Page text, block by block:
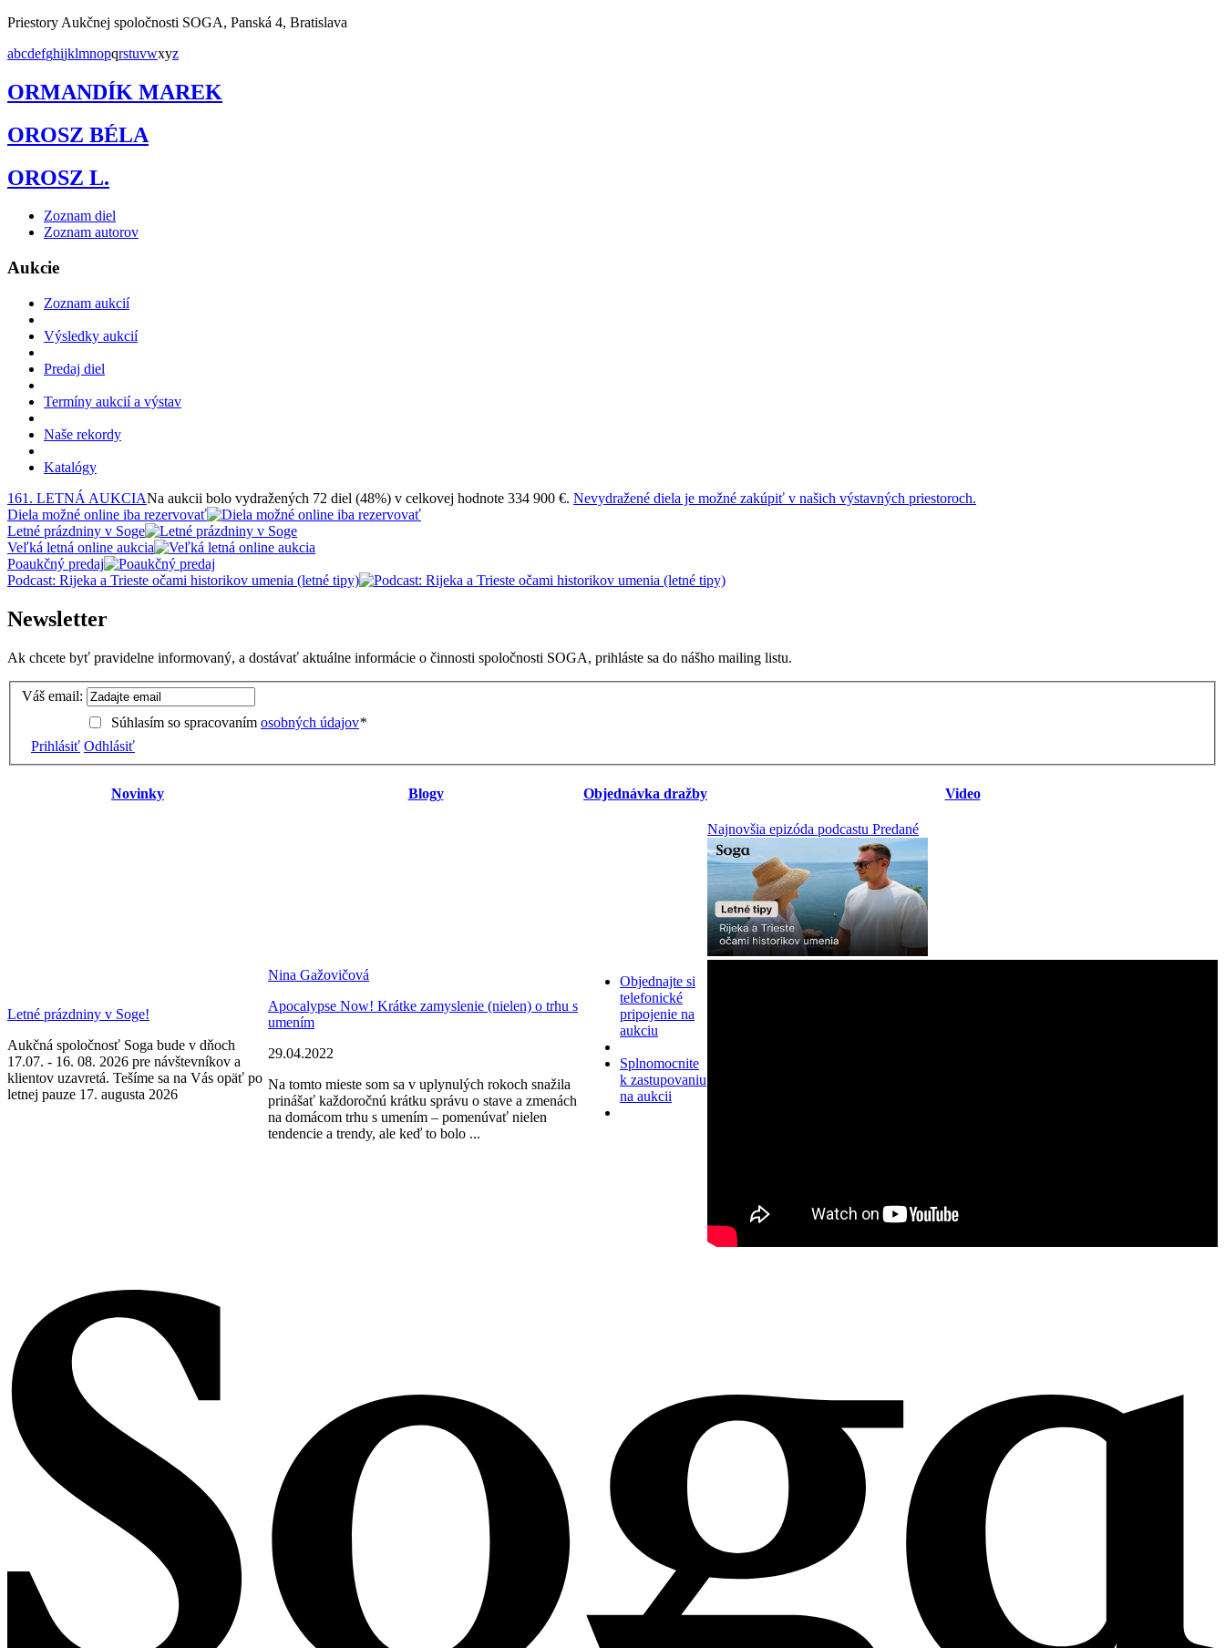
Priestory Aukčnej spoločnosti SOGA, Panská 4, Bratislava
abcdefghijklmnopqrstuvwxyz
ORMANDÍK MAREK
OROSZ BÉLA
OROSZ L.
Zoznam diel
Zoznam autorov
Aukcie
Zoznam aukcií
Výsledky aukcií
Predaj diel
Termíny aukcií a výstav
Naše rekordy
Katalógy
161. LETNÁ AUKCIANa aukcii bolo vydražených 72 diel (48%) v celkovej hodnote 334 900 €. Nevydražené diela je možné zakúpiť v našich výstavných priestoroch.
Diela možné online iba rezervovať
Letné prázdniny v Soge
Veľká letná online aukcia
Poaukčný predaj
Podcast: Rijeka a Trieste očami historikov umenia (letné tipy)
Newsletter
Ak chcete byť pravidelne informovaný, a dostávať aktuálne informácie o činnosti spoločnosti SOGA, prihláste sa do nášho mailing listu.
Váš email:
Súhlasím so spracovaním osobných údajov*
Prihlásiť Odhlásiť
Novinky Blogy Objednávka dražby Video
Letné prázdniny v Soge!
Aukčná spoločnosť Soga bude v dňoch
17.07. - 16. 08. 2026 pre návštevníkov a
klientov uzavretá. Tešíme sa na Vás opäť po
letnej pauze 17. augusta 2026
Nina Gažovičová
Apocalypse Now! Krátke zamyslenie (nielen) o trhu s
umením
29.04.2022
Na tomto mieste som sa v uplynulých rokoch snažila
prinášať každoročnú krátku správu o stave a zmenách
na domácom trhu s umením – pomenúvať nielen
tendencie a trendy, ale keď to bolo ...
Objednajte si
telefonické
pripojenie na
aukciu
Splnomocnite
k zastupovaniu
na aukcii
Najnovšia epizóda podcastu Predané